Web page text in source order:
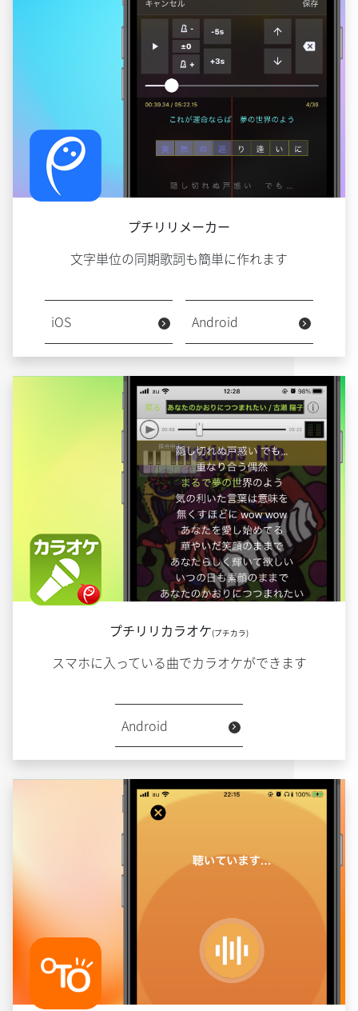
プチリリメーカー
文字単位の同期歌詞も簡単に作れます
iOS Android
プチリリカラオケ(プチカラ)
スマホに入っている曲でカラオケができます
Android